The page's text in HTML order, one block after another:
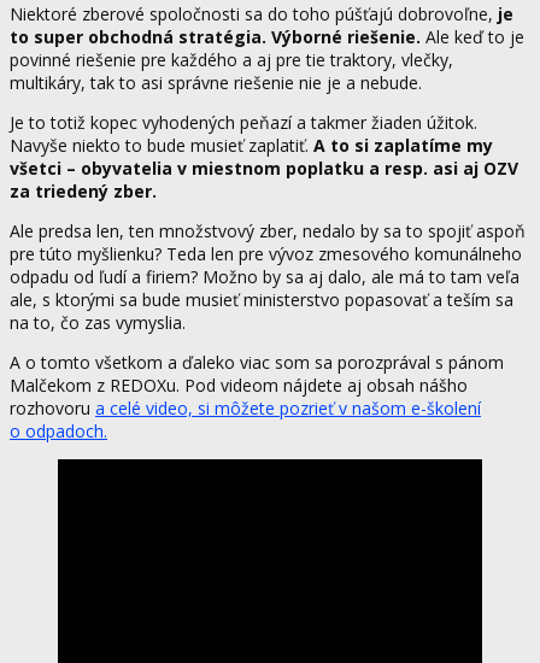
Niektoré zberové spoločnosti sa do toho púšťajú dobrovoľne, je
to super obchodná stratégia. Výborné riešenie. Ale keď to je
povinné riešenie pre každého a aj pre tie traktory, vlečky,
multikáry, tak to asi správne riešenie nie je a nebude.
Je to totiž kopec vyhodených peňazí a takmer žiaden úžitok.
Navyše niekto to bude musieť zaplatiť. A to si zaplatíme my
všetci – obyvatelia v miestnom poplatku a resp. asi aj OZV
za triedený zber.
Ale predsa len, ten množstvový zber, nedalo by sa to spojiť aspoň
pre túto myšlienku? Teda len pre vývoz zmesového komunálneho
odpadu od ľudí a firiem? Možno by sa aj dalo, ale má to tam veľa
ale, s ktorými sa bude musieť ministerstvo popasovať a teším sa
na to, čo zas vymyslia.
A o tomto všetkom a ďaleko viac som sa porozprával s pánom
Malčekom z REDOXu. Pod videom nájdete aj obsah nášho
rozhovoru a celé video, si môžete pozrieť v našom e-školení
o odpadoch.